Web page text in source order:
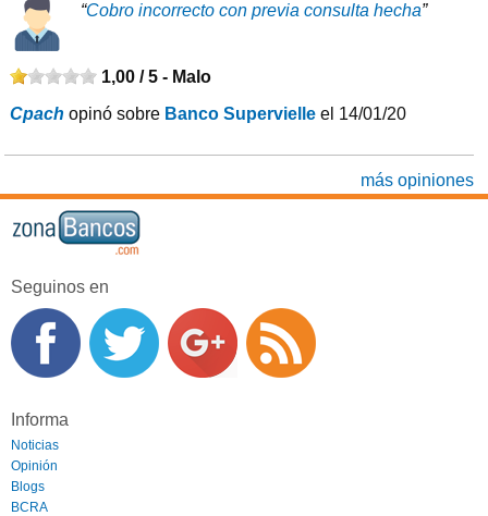
“Cobro incorrecto con previa consulta hecha”
1,00 / 5 - Malo
Cpach opinó sobre Banco Supervielle el 14/01/20
más opiniones
Seguinos en
Informa
Noticias
Opinión
Blogs
BCRA